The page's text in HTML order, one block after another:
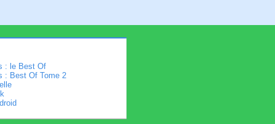
: le Best Of
: Best Of Tome 2